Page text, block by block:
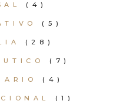
(4)
(5)
(28)
(7)
(4)
(1)